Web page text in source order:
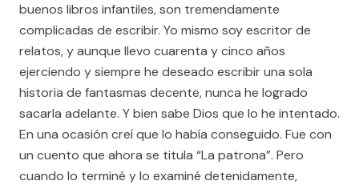
buenos libros infantiles, son tremendamente
complicadas de escribir. Yo mismo soy escritor de
relatos, y aunque llevo cuarenta y cinco años
ejerciendo y siempre he deseado escribir una sola
historia de fantasmas decente, nunca he logrado
sacarla adelante. Y bien sabe Dios que lo he intentado.
En una ocasión creí que lo había conseguido. Fue con
un cuento que ahora se titula “La patrona”. Pero
cuando lo terminé y lo examiné detenidamente,